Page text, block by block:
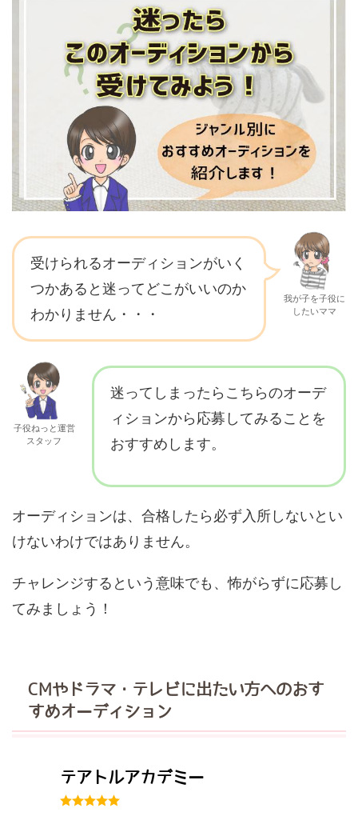
受けられるオーディションがいく
つかあると迷ってどこがいいのか
わかりません・・・
我が子を子役に
したいママ
子役ねっと運営
スタッフ
迷ってしまったらこちらのオーデ
ィションから応募してみることを
おすすめします。
オーディションは、合格したら必ず入所しないとい
けないわけではありません。
チャレンジするという意味でも、怖がらずに応募し
てみましょう！
CMやドラマ・テレビに出たい方へのおす
すめオーディション
テアトルアカデミー